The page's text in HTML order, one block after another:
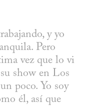
y yo
Pero
vez que lo vi
show en Los
poco. Yo soy
él, así que